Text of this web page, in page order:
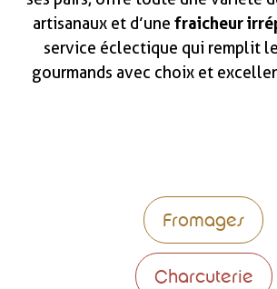
artisanaux et d’une fraicheur
service éclectique qui remplit
gourmands avec choix et
Fromages
Charcuterie